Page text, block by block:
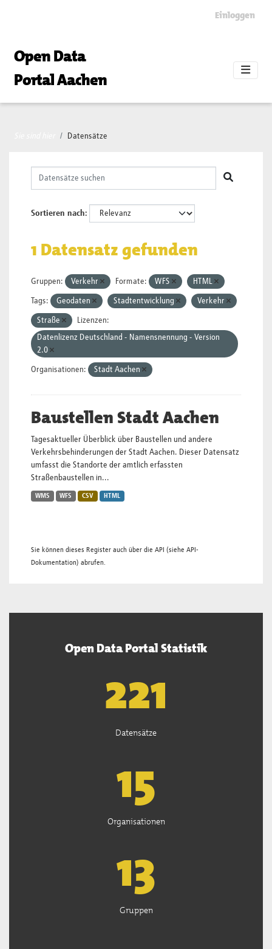
Einloggen
Open Data
Portal Aachen
Datensätze
Sortieren nach
1 Datensatz gefunden
Gruppen: Verkehr Formate: WFS HTML
Tags: Geodaten Stadtentwicklung Verkehr
Straße
Lizenzen:
Datenlizenz Deutschland - Namensnennung - Version
2.0
Organisationen: Stadt Aachen
Baustellen Stadt Aachen
Tagesaktueller Überblick über Baustellen und andere
Verkehrsbehinderungen der Stadt Aachen. Dieser Datensatz
umfasst die Standorte der amtlich erfassten
Straßenbaustellen in...
WMS WFS CSV HTML
Sie können dieses Register auch über die API (siehe API-
Dokumentation) abrufen.
Open Data Portal Statistik
222
Datensätze
15
Organisationen
13
Gruppen